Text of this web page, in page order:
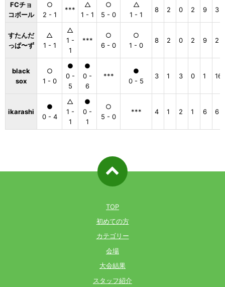
FCチョ
コボール
○
2 - 1
***
△
1 - 1
○
5 - 0
△
1 - 1
8 2 0 2 9 3
すたんだ
っぱ〜ず
△
1 - 1
△
1 -
1
***
○
6 - 0
○
1 - 0
8 2 0 2 9 2
black
sox
○
1 - 0
●
0 -
5
●
0 -
6
***
●
0 - 5
3 1 3 0 1 16
ikarashi
●
0 - 4
△
1 -
1
●
0 -
1
○
5 - 0
*** 4 1 2 1 6 6
TOP
初めての方
カテゴリー
会場
大会結果
スタッフ紹介